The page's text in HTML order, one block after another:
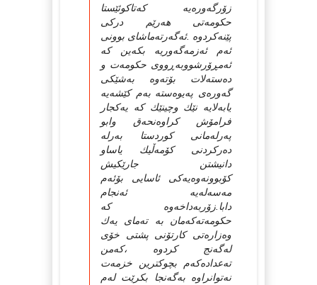
زۆرگه‌وره‌یه‌ كه‌تاكوئێستا
حكومه‌تی هه‌رێم دركی
پێنه‌كردوه‌ .ئه‌گه‌رته‌ماشای بوونی
ئه‌م ئه‌زمه‌گه‌وریه‌ بكه‌ین كه‌
ئه‌مڕۆرشووبه‌ڕووی حكومه‌ت و
ده‌سته‌لات بۆته‌وه‌ به‌شێكی
گه‌وره‌ی په‌یوه‌سته‌ به‌م كێشه‌یه‌
یابه‌لایه‌ نێك وچینێك كه‌ یه‌كجار
فرامۆش كراوه‌نحه‌ق وابو
په‌رله‌مانی كوردستا به‌رله‌
ده‌ركردنی كۆمه‌ڵیك یاساو
دانیشتن جارێكیش
كۆبوونه‌وه‌یه‌كی ئاسایی بۆئه‌م
مه‌سه‌له‌یه‌ ئه‌نجام
دابا.زۆربه‌داخه‌وه‌ كه‌
حكومه‌ته‌كه‌مان به‌ ته‌مای یه‌ك
وه‌زاره‌تی كارتۆنی پشتی خۆی
له‌گه‌نج كردوه‌ ،كه‌من
ته‌عداده‌كه‌م بچوكترین خزمه‌ت
نه‌توانراوه‌ به‌گه‌نجا بكرێت له‌م